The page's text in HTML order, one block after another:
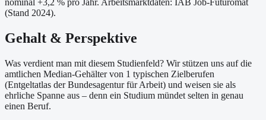
(Stand 2024).
Gehalt & Perspektive
Was verdient man mit diesem Studienfeld? Wir stützen uns auf die
amtlichen Median-Gehälter von 1 typischen Zielberufen
(Entgeltatlas der Bundesagentur für Arbeit) und weisen sie als
ehrliche Spanne aus – denn ein Studium mündet selten in genau
einen Beruf.